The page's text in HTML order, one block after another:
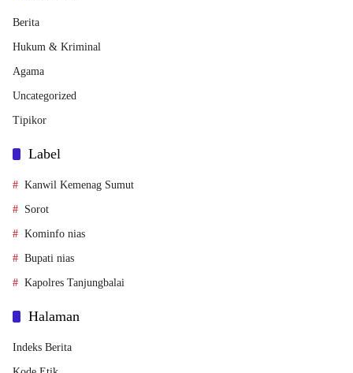
Berita
Hukum & Kriminal
Agama
Uncategorized
Tipikor
Label
Kanwil Kemenag Sumut
Sorot
Kominfo nias
Bupati nias
Kapolres Tanjungbalai
Halaman
Indeks Berita